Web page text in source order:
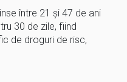
între 21 și 47 de ani
30 de zile, fiind
de droguri de risc,